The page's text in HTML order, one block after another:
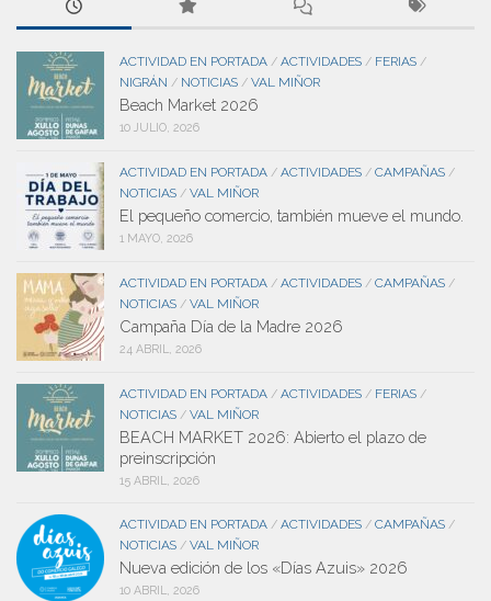
ACTIVIDAD EN PORTADA / ACTIVIDADES / FERIAS /
NIGRÁN / NOTICIAS / VAL MIÑOR
Beach Market 2026
10 JULIO, 2026
ACTIVIDAD EN PORTADA / ACTIVIDADES / CAMPAÑAS /
NOTICIAS / VAL MIÑOR
El pequeño comercio, también mueve el mundo.
1 MAYO, 2026
ACTIVIDAD EN PORTADA / ACTIVIDADES / CAMPAÑAS /
NOTICIAS / VAL MIÑOR
Campaña Día de la Madre 2026
24 ABRIL, 2026
ACTIVIDAD EN PORTADA / ACTIVIDADES / FERIAS /
NOTICIAS / VAL MIÑOR
BEACH MARKET 2026: Abierto el plazo de
preinscripción
15 ABRIL, 2026
ACTIVIDAD EN PORTADA / ACTIVIDADES / CAMPAÑAS /
NOTICIAS / VAL MIÑOR
Nueva edición de los «Días Azuis» 2026
10 ABRIL, 2026